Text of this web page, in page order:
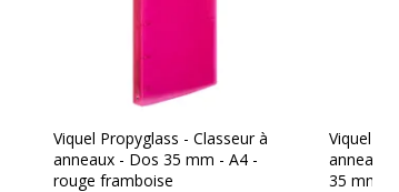
Viquel Propyglass - Classeur à
anneaux - Dos 35 mm - A4 -
rouge framboise
Viquel
anneaux
35 mm -